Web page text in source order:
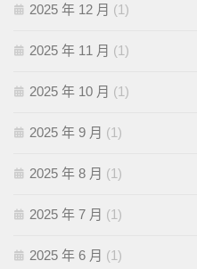
2025 年 12 月 (1)
2025 年 11 月 (1)
2025 年 10 月 (1)
2025 年 9 月 (1)
2025 年 8 月 (1)
2025 年 7 月 (1)
2025 年 6 月 (1)